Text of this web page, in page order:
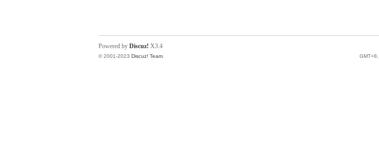
Powered by Discuz! X3.4
© 2001-2023 Discuz! Team